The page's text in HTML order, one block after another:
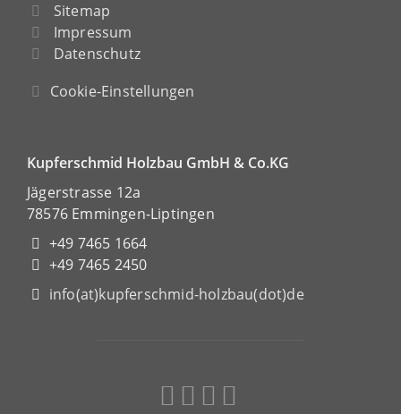
Sitemap
Impressum
Datenschutz
Cookie-Einstellungen
Kupferschmid Holzbau GmbH & Co.KG
Jägerstrasse 12a
78576 Emmingen-Liptingen
+49 7465 1664
+49 7465 2450
info(at)kupferschmid-holzbau(dot)de